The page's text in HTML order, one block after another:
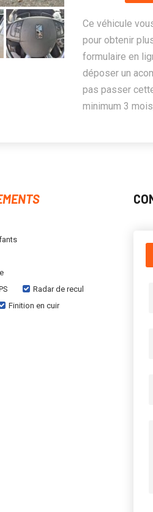
Ce véhicule
pour obtenir
formulaire en
déposer un
pas passer
minimum 3
Radar de recul
Finition en cuir